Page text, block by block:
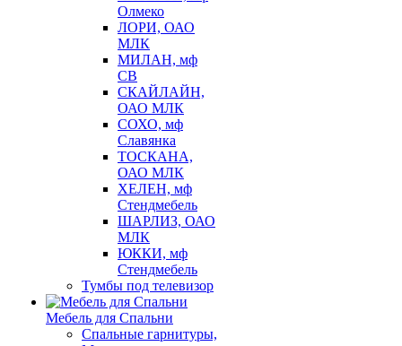
Олмеко
ЛОРИ, ОАО
МЛК
МИЛАН, мф
СВ
СКАЙЛАЙН,
ОАО МЛК
СОХО, мф
Славянка
ТОСКАНА,
ОАО МЛК
ХЕЛЕН, мф
Стендмебель
ШАРЛИЗ, ОАО
МЛК
ЮККИ, мф
Стендмебель
Тумбы под телевизор
Мебель для Спальни
Спальные гарнитуры,